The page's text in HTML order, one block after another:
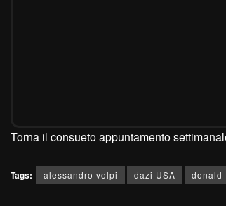
Torna il consueto appuntamento
Tags: alessandro volpi dazi USA donald